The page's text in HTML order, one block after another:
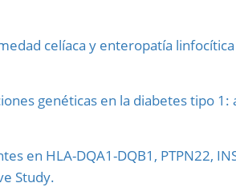
celíaca y enteropatía
genéticas en la diabetes tipo
en HLA-DQA1-DQB1, PTPN22,
Study.